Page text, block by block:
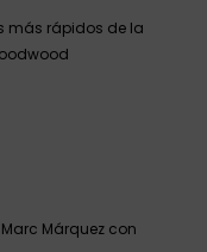
más rápidos de la
Márquez con